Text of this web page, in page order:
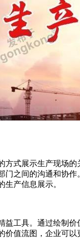
式展示生产现场
之间的沟通和协
产信息展示。
工具。通过绘制
值流图，企业可